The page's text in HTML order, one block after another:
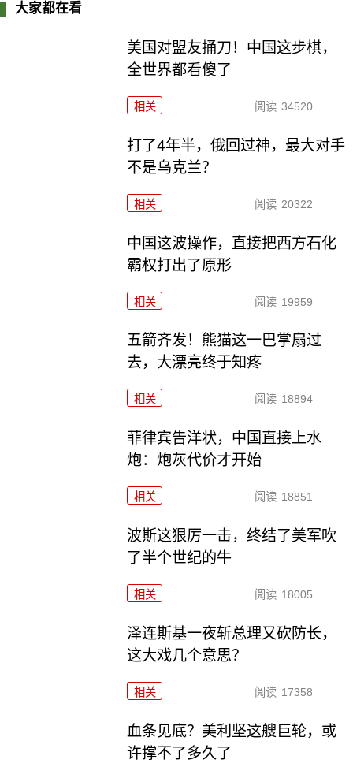
大家都在看
美国对盟友捅刀！中国这步棋，
全世界都看傻了
相关 阅读 34520
打了4年半，俄回过神，最大对手
不是乌克兰？
相关 阅读 20322
中国这波操作，直接把西方石化
霸权打出了原形
相关 阅读 19959
五箭齐发！熊猫这一巴掌扇过
去，大漂亮终于知疼
相关 阅读 18894
菲律宾告洋状，中国直接上水
炮：炮灰代价才开始
相关 阅读 18851
波斯这狠厉一击，终结了美军吹
了半个世纪的牛
相关 阅读 18005
泽连斯基一夜斩总理又砍防长，
这大戏几个意思？
相关 阅读 17358
血条见底？美利坚这艘巨轮，或
许撑不了多久了